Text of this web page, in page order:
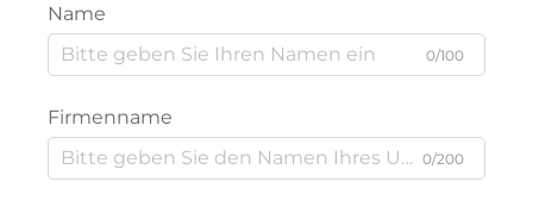
Name
0/100
Firmenname
0/200